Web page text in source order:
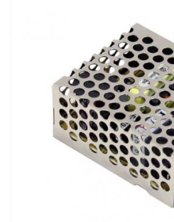
Каталог
Виробництво
Послуги
Новини